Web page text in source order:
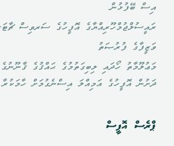
އިސް ބޭފުޅުން
ރައީސުލްޖުމްހޫރިއްޔާގެ އޮފީހުގެ ސަރވިސް ޗާޓަރ
ވަޒީފާގެ ފުރުޞަތު
ދަށުން އޮފީހުގެ އަމިއްލަ އިސްނެގުމަށް ހާމަކުރާ
ޕްރެސް އޮފީސް